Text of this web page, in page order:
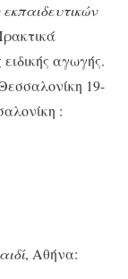
αγωγής.
19-
:
, Αθήνα: